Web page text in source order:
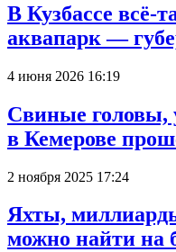
В Кузбассе всё-
аквапарк —
4 июня 2026 16:19
Свиные головы,
в Кемерове
2 ноября 2025 17:24
Яхты,
можно найти на